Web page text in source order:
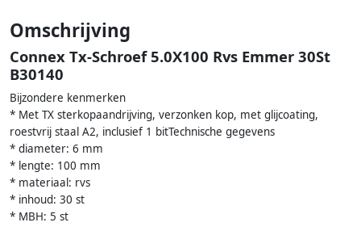
Omschrijving
Connex Tx-Schroef 5.0X100 Rvs Emmer 30St
B30140
Bijzondere kenmerken
* Met TX sterkopaandrijving, verzonken kop, met glijcoating,
roestvrij staal A2, inclusief 1 bitTechnische gegevens
* diameter: 6 mm
* lengte: 100 mm
* materiaal: rvs
* inhoud: 30 st
* MBH: 5 st